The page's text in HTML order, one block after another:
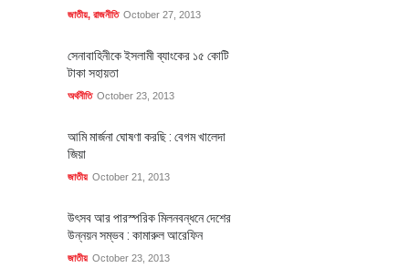
জাতীয়, রাজনীতি October 27, 2013
সেনাবাহিনীকে ইসলামী ব্যাংকের ১৫ কোটি
টাকা সহায়তা
অর্থনীতি October 23, 2013
আমি মার্জনা ঘোষণা করছি : বেগম খালেদা
জিয়া
জাতীয় October 21, 2013
উৎসব আর পারস্পরিক মিলনবন্ধনে দেশের
উন্নয়ন সম্ভব : কামারুল আরেফিন
জাতীয় October 23, 2013